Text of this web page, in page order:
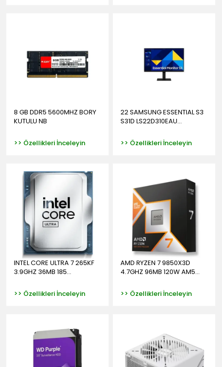
8 GB DDR5 5600MHZ BORY
KUTULU NB
>> Özellikleri İnceleyin
22 SAMSUNG ESSENTIAL S3
S31D LS22D310EAU...
>> Özellikleri İnceleyin
INTEL CORE ULTRA 7 265KF
3.9GHZ 36MB 185...
>> Özellikleri İnceleyin
AMD RYZEN 7 9850X3D
4.7GHZ 96MB 120W AM5...
>> Özellikleri İnceleyin